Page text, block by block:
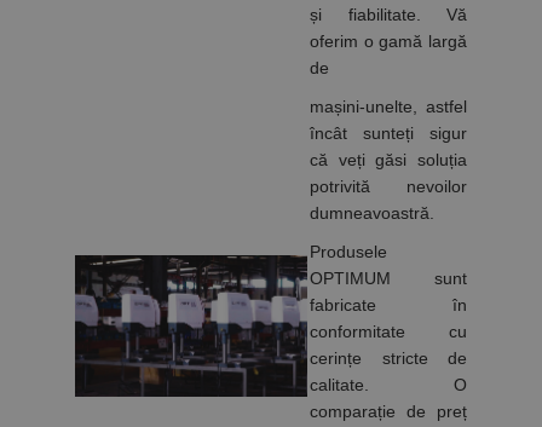
și fiabilitate. Vă
oferim o gamă largă
de
mașini-unelte, astfel
încât sunteți sigur
că veți găsi soluția
potrivită nevoilor
dumneavoastră.
Produsele
OPTIMUM sunt
fabricate în
conformitate cu
cerințe stricte de
calitate. O
comparație de preț